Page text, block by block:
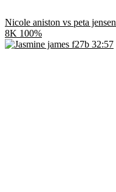
Nicole aniston vs peta jensen
8K 100%
32:57